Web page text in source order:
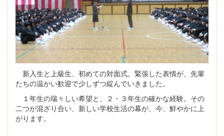
新入生と上級生、初めての対面式。緊張した表情が、先輩
たちの温かい歓迎で少しずつ綻んでいきました。
１年生の瑞々しい希望と、２・３年生の確かな経験。その
二つが混ざり合い、新しい学校生活の幕が、今、鮮やかに上
がります。